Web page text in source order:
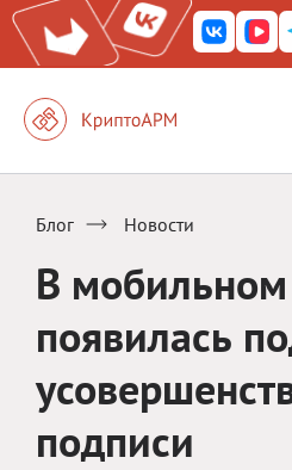
Блог Новости
В
появилась
подписи